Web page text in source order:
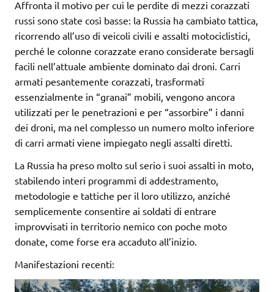
Affronta il motivo per cui le perdite di mezzi corazzati
russi sono state così basse: la Russia ha cambiato tattica,
ricorrendo all’uso di veicoli civili e assalti motociclistici,
perché le colonne corazzate erano considerate bersagli
facili nell’attuale ambiente dominato dai droni. Carri
armati pesantemente corazzati, trasformati
essenzialmente in “granai” mobili, vengono ancora
utilizzati per le penetrazioni e per “assorbire” i danni
dei droni, ma nel complesso un numero molto inferiore
di carri armati viene impiegato negli assalti diretti.
La Russia ha preso molto sul serio i suoi assalti in moto,
stabilendo interi programmi di addestramento,
metodologie e tattiche per il loro utilizzo, anziché
semplicemente consentire ai soldati di entrare
improvvisati in territorio nemico con poche moto
donate, come forse era accaduto all’inizio.
Manifestazioni recenti: